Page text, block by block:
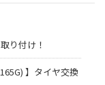
り付け！
】タイヤ交換